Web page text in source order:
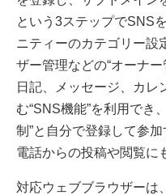
という3ステップでSNS
ニティーのカテゴリー設
ザー管理などの“オーナ
日記、メッセージ、カレ
む“SNS機能”を利用でき
制”と自分で登録して参
電話からの投稿や閲覧に
対応ウェブブラウザーは